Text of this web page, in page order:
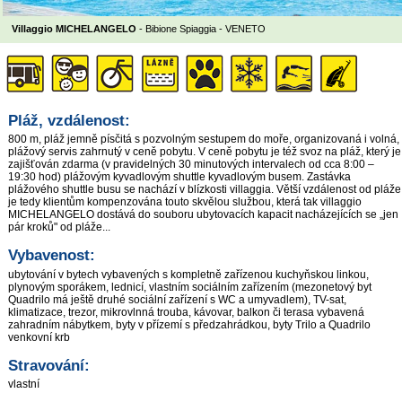
Villaggio MICHELANGELO - Bibione Spiaggia - VENETO
Pláž, vzdálenost:
800 m, pláž jemně písčitá s pozvolným sestupem do moře, organizovaná i volná,
plážový servis zahrnutý v ceně pobytu. V ceně pobytu je též svoz na pláž, který je
zajišťován zdarma (v pravidelných 30 minutových intervalech od cca 8:00 –
19:30 hod) plážovým kyvadlovým shuttle kyvadlovým busem. Zastávka
plážového shuttle busu se nachází v blízkosti villaggia. Větší vzdálenost od pláže
je tedy klientům kompenzována touto skvělou službou, která tak villaggio
MICHELANGELO dostává do souboru ubytovacích kapacit nacházejících se „jen
pár kroků" od pláže...
Vybavenost:
ubytování v bytech vybavených s kompletně zařízenou kuchyňskou linkou,
plynovým sporákem, lednicí, vlastním sociálním zařízením (mezonetový byt
Quadrilo má ještě druhé sociální zařízení s WC a umyvadlem), TV-sat,
klimatizace, trezor, mikrovlnná trouba, kávovar, balkon či terasa vybavená
zahradním nábytkem, byty v přízemí s předzahrádkou, byty Trilo a Quadrilo
venkovní krb
Stravování:
vlastní